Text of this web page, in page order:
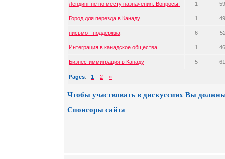
Лендинг не по месту назначения. Вопросы! 1
Город для перезда в Канаду 1
письмо - поддержка 6
Интеграция в канадское общества 1
Бизнес-иммиграция в Канаду 5
Pages: 1 2 »
Чтобы участвовать в дискуссиях Вы
Спонсоры сайта